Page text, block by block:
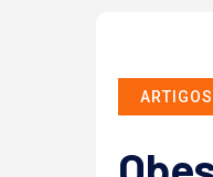
ARTIGOS